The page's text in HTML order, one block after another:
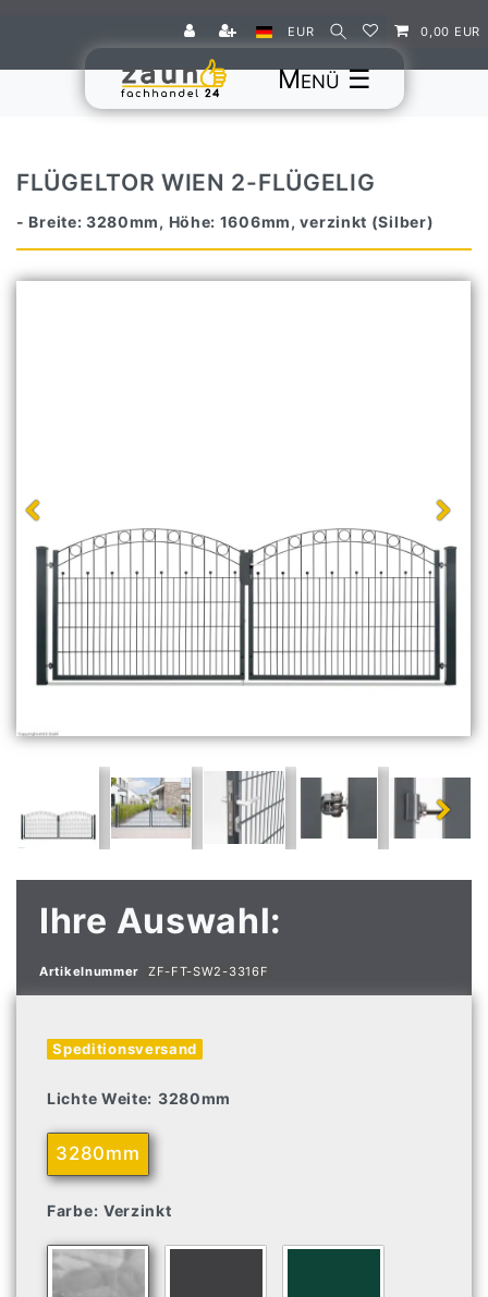
EUR 0,00 EUR
☰
FLÜGELTOR WIEN 2-FLÜGELIG
- Breite: 3280mm, Höhe: 1606mm, verzinkt (Silber)
Ihre Auswahl:
Artikelnummer ZF-FT-SW2-3316F
Speditionsversand
Lichte Weite: 3280mm
3280mm
Farbe: Verzinkt